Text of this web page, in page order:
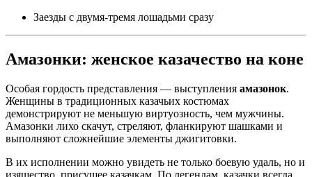
Заезды с двумя-тремя лошадьми сразу
Амазонки: женское казачество на коне
Особая гордость представления — выступления амазонок.
Женщины в традиционных казачьих костюмах
демонстрируют не меньшую виртуозность, чем мужчины.
Амазонки лихо скачут, стреляют, фланкируют шашками и
выполняют сложнейшие элементы джигитовки.
В их исполнении можно увидеть не только боевую удаль, но и
изящество, присущее казачкам. По легендам, казачки всегда